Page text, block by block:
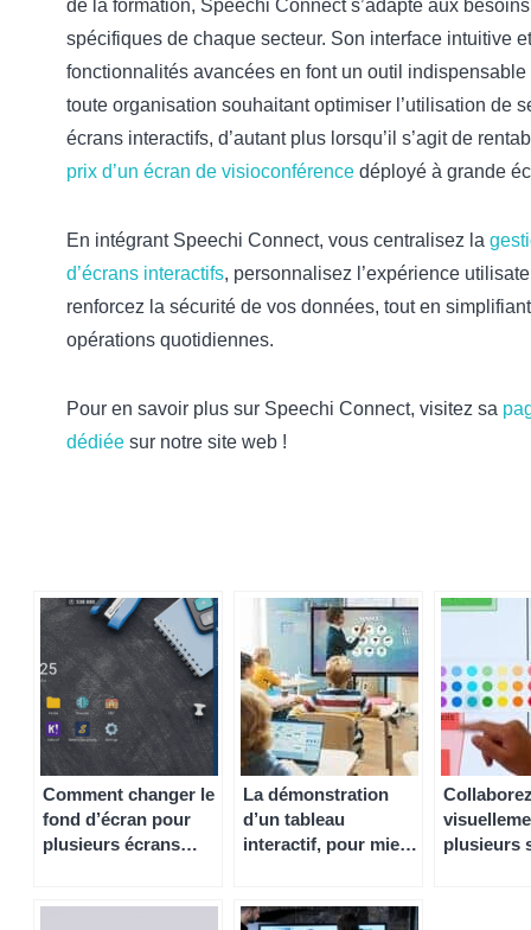
de la formation, Speechi Connect s’adapte aux besoins
spécifiques de chaque secteur. Son interface intuitive
fonctionnalités avancées en font un outil indispensable
toute organisation souhaitant optimiser l’utilisation de
écrans interactifs, d’autant plus lorsqu’il s’agit de
prix d’un écran de visioconférence déployé à grande
En intégrant Speechi Connect, vous centralisez la
d’écrans interactifs, personnalisez l’expérience
renforcez la sécurité de vos données, tout en
opérations quotidiennes.
Pour en savoir plus sur Speechi Connect, visitez sa
dédiée sur notre site web !
Comment changer le
fond d’écran pour
plusieurs écrans
La démonstration
d’un tableau
interactif, pour mieux
manière d’enseigner
plusieurs